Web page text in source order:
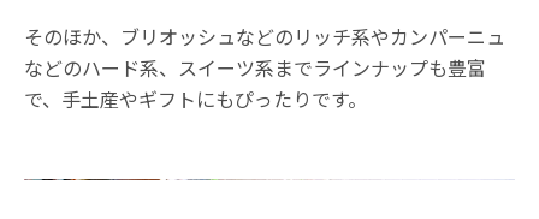
そのほか、ブリオッシュなどのリッチ系やカンパーニュ
などのハード系、スイーツ系までラインナップも豊富
で、手土産やギフトにもぴったりです。